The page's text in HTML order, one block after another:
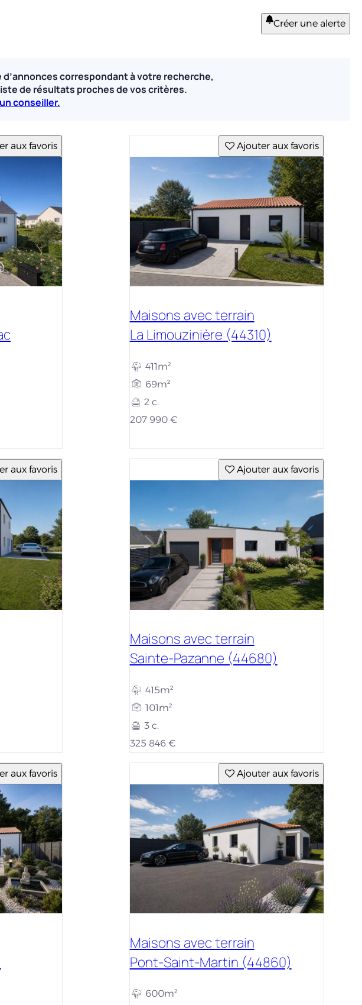
Créer une alerte
d’annonces correspondant à votre recherche,
de résultats proches de vos critères.
conseiller.
aux favoris Ajouter aux favoris
Maisons avec terrain
La Limouzinière (44310)
411m²
69m²
2 c.
207 990 €
aux favoris Ajouter aux favoris
Maisons avec terrain
Sainte-Pazanne (44680)
415m²
101m²
3 c.
325 846 €
aux favoris Ajouter aux favoris
Maisons avec terrain
Pont-Saint-Martin (44860)
600m²